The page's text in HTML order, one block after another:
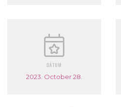
DÁTUM
2023. October 28.